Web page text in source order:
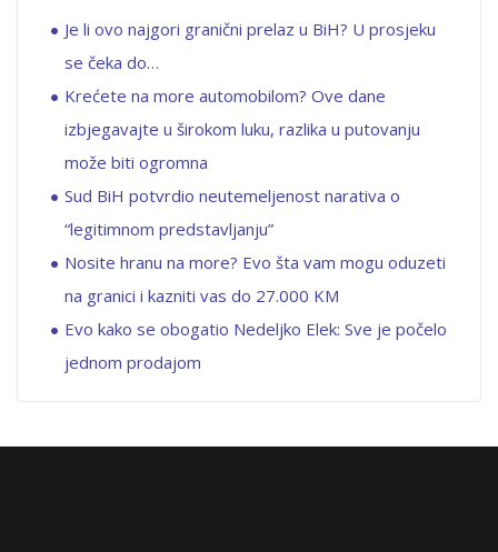
Je li ovo najgori granični prelaz u BiH? U prosjeku
se čeka do…
Krećete na more automobilom? Ove dane
izbjegavajte u širokom luku, razlika u putovanju
može biti ogromna
Sud BiH potvrdio neutemeljenost narativa o
“legitimnom predstavljanju”
Nosite hranu na more? Evo šta vam mogu oduzeti
na granici i kazniti vas do 27.000 KM
Evo kako se obogatio Nedeljko Elek: Sve je počelo
jednom prodajom